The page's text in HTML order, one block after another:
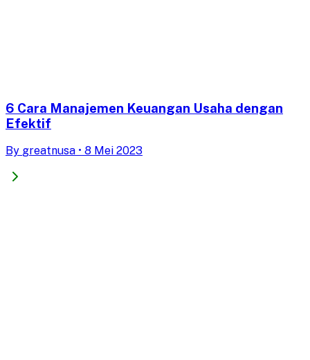
6 Cara Manajemen Keuangan Usaha dengan
Efektif
By greatnusa • 8 Mei 2023